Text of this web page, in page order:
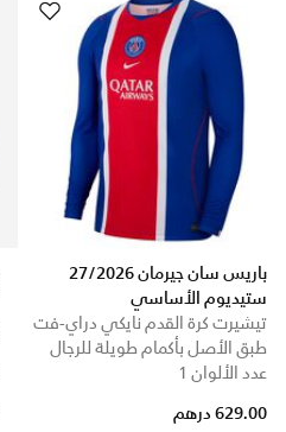
باريس سان جيرمان 27/2026
ستيديوم الأساسي
تيشيرت كرة القدم نايكي دراي-فت
طبق الأصل بأكمام طويلة للرجال
عدد الألوان 1
629.00 درهم